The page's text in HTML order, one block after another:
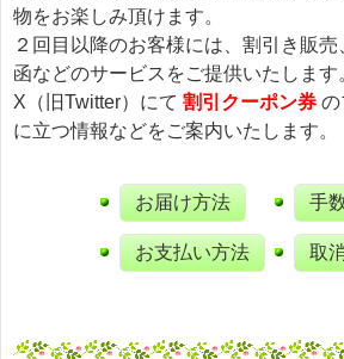
物をお楽しみ頂けます。
２回目以降のお客様には、割引き販
函などのサービスをご提供いたします
X（旧Twitter）にて 割引クーポン券 の
に立つ情報などをご案内いたします。
お届け方法
お支払い方法
手
取